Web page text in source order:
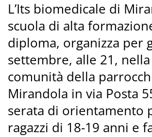
L’Its biomedicale di
scuola di alta
diploma, organizza per
settembre, alle 21,
comunità della
Mirandola in via Posta
serata di orientamento
ragazzi di 18-19 anni e